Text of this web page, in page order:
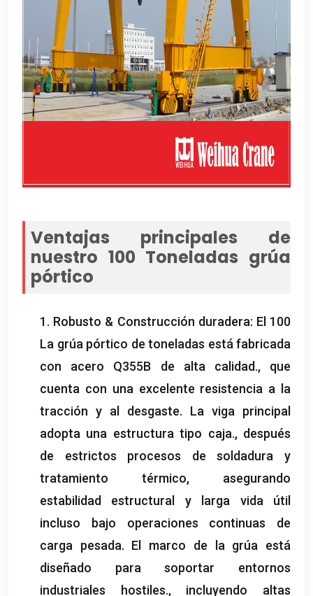
Ventajas principales de
nuestro 100 Toneladas grúa
pórtico
1. Robusto & Construcción duradera: El 100
La grúa pórtico de toneladas está fabricada
con acero Q355B de alta calidad., que
cuenta con una excelente resistencia a la
tracción y al desgaste. La viga principal
adopta una estructura tipo caja., después
de estrictos procesos de soldadura y
tratamiento térmico, asegurando
estabilidad estructural y larga vida útil
incluso bajo operaciones continuas de
carga pesada. El marco de la grúa está
diseñado para soportar entornos
industriales hostiles., incluyendo altas